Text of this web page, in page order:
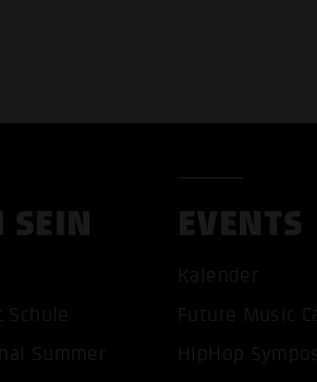
ALLE COOKIES
SEIN
Schule
Summer
EVENTS
Kalender
Future Music
HipHop